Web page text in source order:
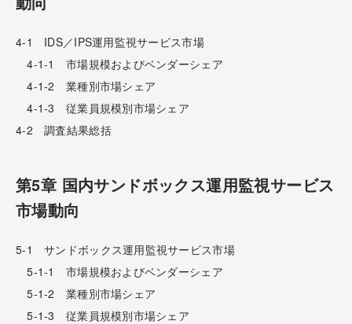
4-1 IDS／IPS運用監視サービス市場
4-1-1 市場規模およびベンダーシェア
4-1-2 業種別市場シェア
4-1-3 従業員規模別市場シェア
4-2 調査結果総括
第5章 国内サンドボックス運用監視サービス
市場動向
5-1 サンドボックス運用監視サービス市場
5-1-1 市場規模およびベンダーシェア
5-1-2 業種別市場シェア
5-1-3 従業員規模別市場シェア